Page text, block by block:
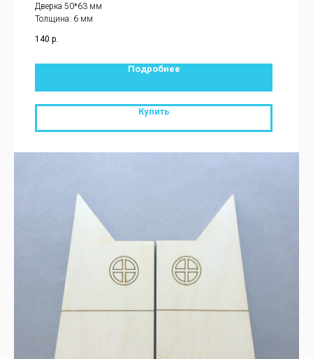
Дверка 50*63 мм
Толщина: 6 мм
140 р.
Подробнее
Купить